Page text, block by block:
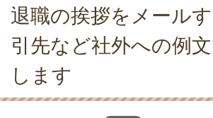
退職の挨拶をメール
引先など社外への例
します